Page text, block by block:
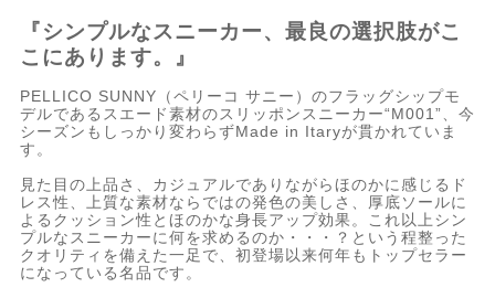
『シンプルなスニーカー、最良の選択肢がこ
こにあります。』
PELLICO SUNNY（ペリーコ サニー）のフラッグシップモ
デルであるスエード素材のスリッポンスニーカー“M001”、今
シーズンもしっかり変わらずMade in Itaryが貫かれていま
す。
見た目の上品さ、カジュアルでありながらほのかに感じるド
レス性、上質な素材ならではの発色の美しさ、厚底ソールに
よるクッション性とほのかな身長アップ効果。これ以上シン
プルなスニーカーに何を求めるのか・・・？という程整った
クオリティを備えた一足で、初登場以来何年もトップセラー
になっている名品です。